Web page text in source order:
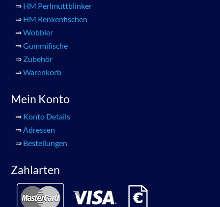
⇒ HM Perlmuttblinker
⇒ HM Renkenfischen
⇒Wobbler
⇒Gummifische
⇒ Zubehör
⇒Warenkorb
Mein Konto
⇒ Konto Details
⇒Adressen
⇒ Bestellungen
Zahlarten